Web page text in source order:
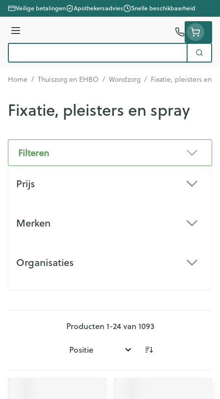
Ga naar de inhoud
Veilige betalingen Apothekersadvies Snelle beschikbaarheid
Menu
Zoek
Home / Thuiszorg en EHBO / Wondzorg / Fixatie, pleisters en
Fixatie, pleisters en spray
Filteren
Prijs
Merken
Organisaties
Producten 1-24van 1093
Sorteer op: